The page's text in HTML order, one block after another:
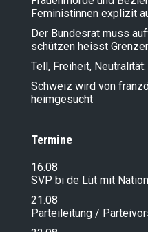
Feministinnen explizit
Der Bundesrat muss
schützen heisst
Tell, Freiheit,
Schweiz wird von
heimgesucht
Termine
16.08
SVP bi de Lüt mit
21.08
Parteileitung /